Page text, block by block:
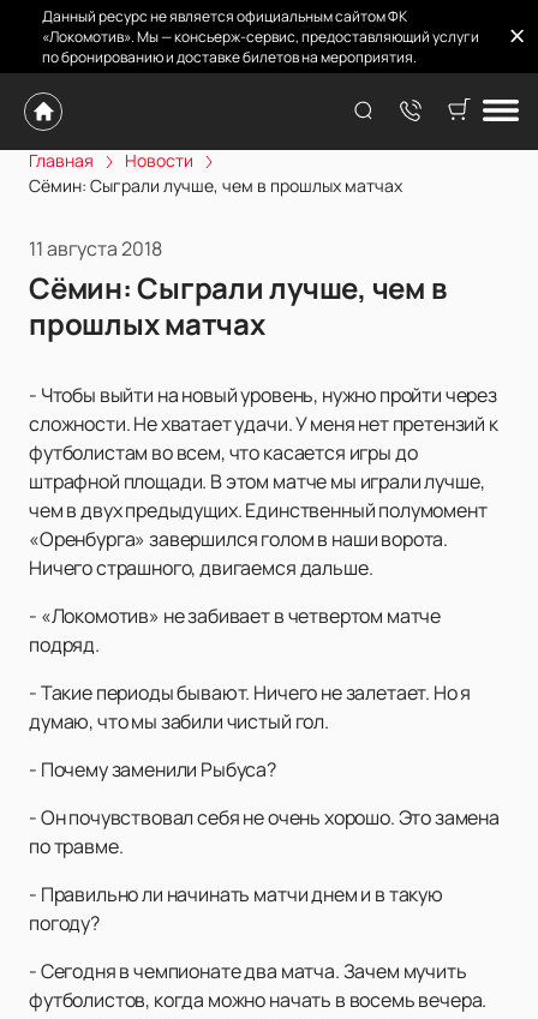
Данный ресурс не является официальным сайтом ФК
«Локомотив». Мы — консьерж-сервис, предоставляющий услуги
по бронированию и доставке билетов на мероприятия.
Главная
Новости
Сёмин: Сыграли лучше, чем в прошлых матчах
11 августа 2018
Сёмин: Сыграли лучше, чем в
прошлых матчах
- Чтобы выйти на новый уровень, нужно пройти через
сложности. Не хватает удачи. У меня нет претензий к
футболистам во всем, что касается игры до
штрафной площади. В этом матче мы играли лучше,
чем в двух предыдущих. Единственный полумомент
«Оренбурга» завершился голом в наши ворота.
Ничего страшного, двигаемся дальше.
- «Локомотив» не забивает в четвертом матче
подряд.
- Такие периоды бывают. Ничего не залетает. Но я
думаю, что мы забили чистый гол.
- Почему заменили Рыбуса?
- Он почувствовал себя не очень хорошо. Это замена
по травме.
- Правильно ли начинать матчи днем и в такую
погоду?
- Сегодня в чемпионате два матча. Зачем мучить
футболистов, когда можно начать в восемь вечера.